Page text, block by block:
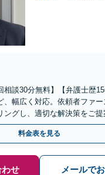
相談30分無料】【弁護士歴
、幅広く対応。依頼者ファ
グし、適切な解決策をご提
みをお聞かせください。
料金表を見る
せ メールで